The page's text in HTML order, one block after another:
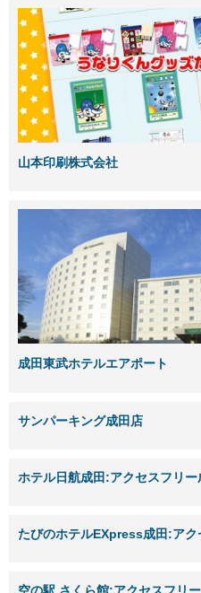
山本印刷株式会社
成田東武ホテルエアポート
サンパーキング成田店
ホテル日航成田:アクセスフリー
たびのホテルEXpress成田:アク